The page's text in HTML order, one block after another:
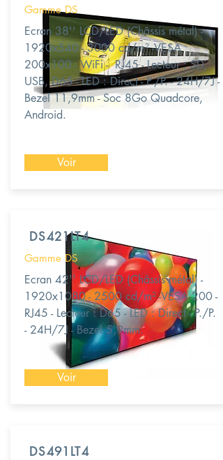
Gamme DS
Ecran 38'' LCD/LED (Châssis métal) -
1920x540 - 3000 cd/m² -VESA
200x100 - WiFi - RJ45 - Lecteur : SD,
USB, D65 - LED : Direct - P./P. - 24H/7J -
Bezel 11,9mm - Soc 8Go Quadcore,
Android.
Voir
DS421LT4
Gamme DS
Ecran 42'' LCD/LED (Châssis métal) -
1920x1080 - 2500 cd/m² -VESA 200 -
RJ45 - Lecteur : D65 - LED : Direct - P./P.
- 24H/7J - Bezel 5,9mm.
Voir
DS491LT4